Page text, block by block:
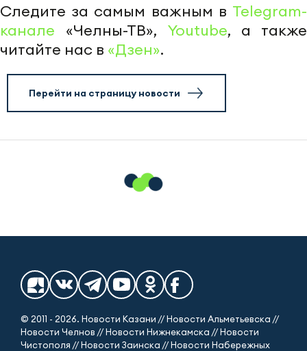
Следите за самым важным в Telegram-
канале «Челны-ТВ», Youtube, а также
читайте нас в «Дзен».
Перейти на страницу новости
© 2011 - 2026. Новости Казани // Новости Альметьевска //
Новости Челнов // Новости Нижнекамска // Новости
Чистополя // Новости Заинска // Новости Набережных